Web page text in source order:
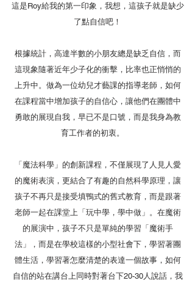
這是Roy給我的第一印象，我想，這孩子就是缺少
了點自信吧！
根據統計，高達半數的小朋友總是缺乏自信，而
這現象隨著近年少子化的衝擊，比率也正悄悄的
上升中。做為一位幼兒才藝課的指導老師，如何
在課程當中增加孩子的自信心，讓他們在團體中
勇敢的展現自我，早已不是口號，而是我身為教
育工作者的初衷。
「魔法科學」的創新課程，不僅展現了人見人愛
的魔術表演，更結合了有趣的自然科學原理，讓
孩子不再只是接受填鴨式的舊式教育，而是跟著
老師一起在課堂上「玩中學，學中做」。在魔術
的展演中，孩子不只是單純的學習「魔術手
法」，而是在學校這樣的小型社會下，學習著團
體生活，學習著怎麼清楚的表達一個故事，如何
自信的站在講台上同時對著台下20-30人說話，我